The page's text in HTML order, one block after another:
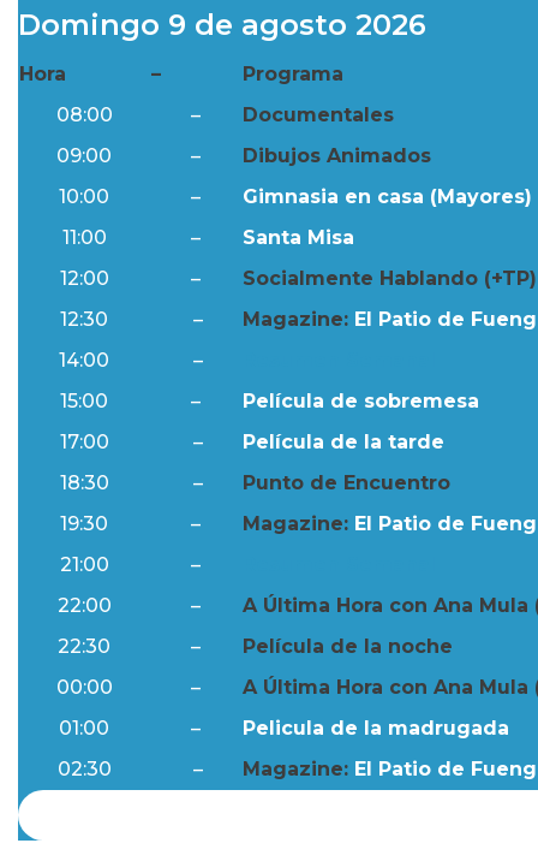
Domingo 9 de agosto 2026
Hora –
Programa
08:00
–
Documentales
09:00
–
Dibujos Animados
10:00
–
Gimnasia en casa (Mayores)
11:00
–
Santa Misa
12:00
–
Socialmente Hablando (+TP)
12:30
– Magazine: El Patio de
14:00
–
15:00
–
Película de sobremesa
17:00
–
Película de la tarde
18:30
–
Punto de Encuentro
19:30
– Magazine: El Patio de
21:00
–
22:00
–
A Última Hora con Ana Mula
22:30
–
Película de la noche
00:00
–
A Última Hora con Ana Mula
01:00
–
Pelicula de la madrugada
02:30
– Magazine: El Patio de